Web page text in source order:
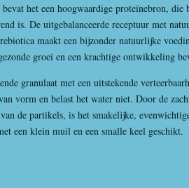
het een hoogwaardige proteïnebron, die
is. De uitgebalanceerde receptuur met
maakt een bijzonder natuurlijke
groei en een krachtige ontwikkeling
granulaat met een uitstekende
vorm en belast het water niet. Door de
de partikels, is het smakelijke,
een klein muil en een smalle keel geschikt.